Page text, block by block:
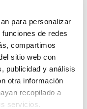
para personalizar
de redes
compartimos
sitio web con
publicidad y análisis
otra información
recopilado a
servicios.
frente a la
para